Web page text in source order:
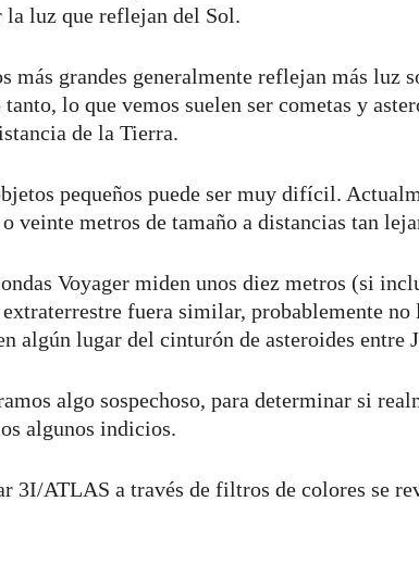
la luz que reflejan del Sol.
más grandes generalmente reflejan más luz
lo que vemos suelen ser cometas y
de la Tierra.
pequeños puede ser muy difícil.
veinte metros de tamaño a distancias tan
Voyager miden unos diez metros (si
extraterrestre fuera similar, probablemente no
algún lugar del cinturón de asteroides entre
algo sospechoso, para determinar si
algunos indicios.
3I/ATLAS a través de filtros de colores se